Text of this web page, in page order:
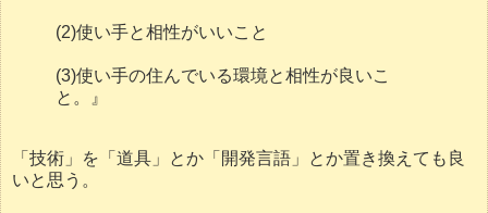
(2)使い手と相性がいいこと
(3)使い手の住んでいる環境と相性が良いこ
と。』
「技術」を「道具」とか「開発言語」とか置き換えても良
いと思う。